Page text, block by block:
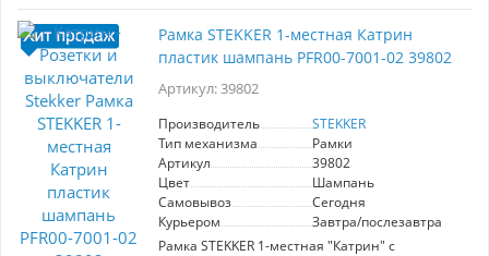
Рамка STEKKER 1-местная Катрин
пластик шампань PFR00-7001-02 39802
Артикул: 39802
Производитель
STEKKER
Тип механизма
Рамки
Артикул
39802
Цвет
Шампань
Самовывоз
Сегодня
Курьером
Завтра/послезавтра
Рамка STEKKER 1-местная "Катрин" с